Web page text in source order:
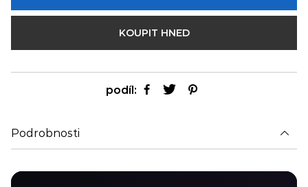
KOUPIT HNED
podíl:
Podrobnosti